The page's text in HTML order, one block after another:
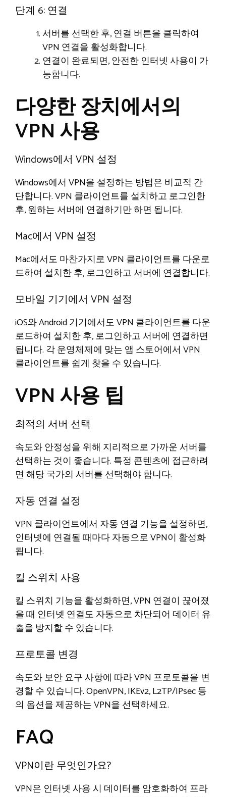
단계 6: 연결
서버를 선택한 후, 연결 버튼을 클릭하여
VPN 연결을 활성화합니다.
연결이 완료되면, 안전한 인터넷 사용이 가
능합니다.
다양한 장치에서의
VPN 사용
Windows에서 VPN 설정
Windows에서 VPN을 설정하는 방법은 비교적 간
단합니다. VPN 클라이언트를 설치하고 로그인한
후, 원하는 서버에 연결하기만 하면 됩니다.
Mac에서 VPN 설정
Mac에서도 마찬가지로 VPN 클라이언트를 다운로
드하여 설치한 후, 로그인하고 서버에 연결합니다.
모바일 기기에서 VPN 설정
iOS와 Android 기기에서도 VPN 클라이언트를 다운
로드하여 설치한 후, 로그인하고 서버에 연결하면
됩니다. 각 운영체제에 맞는 앱 스토어에서 VPN
클라이언트를 쉽게 찾을 수 있습니다.
VPN 사용 팁
최적의 서버 선택
속도와 안정성을 위해 지리적으로 가까운 서버를
선택하는 것이 좋습니다. 특정 콘텐츠에 접근하려
면 해당 국가의 서버를 선택해야 합니다.
자동 연결 설정
VPN 클라이언트에서 자동 연결 기능을 설정하면,
인터넷에 연결될 때마다 자동으로 VPN이 활성화
됩니다.
킬 스위치 사용
킬 스위치 기능을 활성화하면, VPN 연결이 끊어졌
을 때 인터넷 연결도 자동으로 차단되어 데이터 유
출을 방지할 수 있습니다.
프로토콜 변경
속도와 보안 요구 사항에 따라 VPN 프로토콜을 변
경할 수 있습니다. OpenVPN, IKEv2, L2TP/IPsec 등
의 옵션을 제공하는 VPN을 선택하세요.
FAQ
VPN이란 무엇인가요?
VPN은 인터넷 사용 시 데이터를 암호화하여 프라